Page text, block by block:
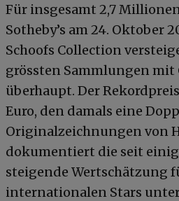
Für insgesamt 2,7
Sotheby’s am 24. Oktober
Schoofs Collection
grössten Sammlungen mit
überhaupt. Der
Euro, den damals eine
Originalzeichnungen von
dokumentiert die seit
steigende Wertschätzung
internationalen Stars